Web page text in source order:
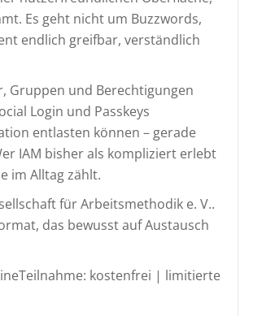
Es geht nicht um Buzzwords,
endlich greifbar, verständlich
Gruppen und Berechtigungen
Login und Passkeys
entlasten können – gerade
IAM bisher als kompliziert erlebt
im Alltag zählt.
für Arbeitsmethodik e. V..
das bewusst auf Austausch
kostenfrei | limitierte